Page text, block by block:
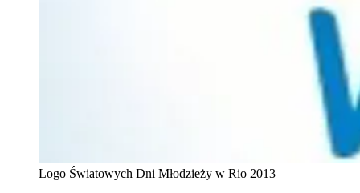
Logo Światowych Dni Młodzieży w Rio 2013